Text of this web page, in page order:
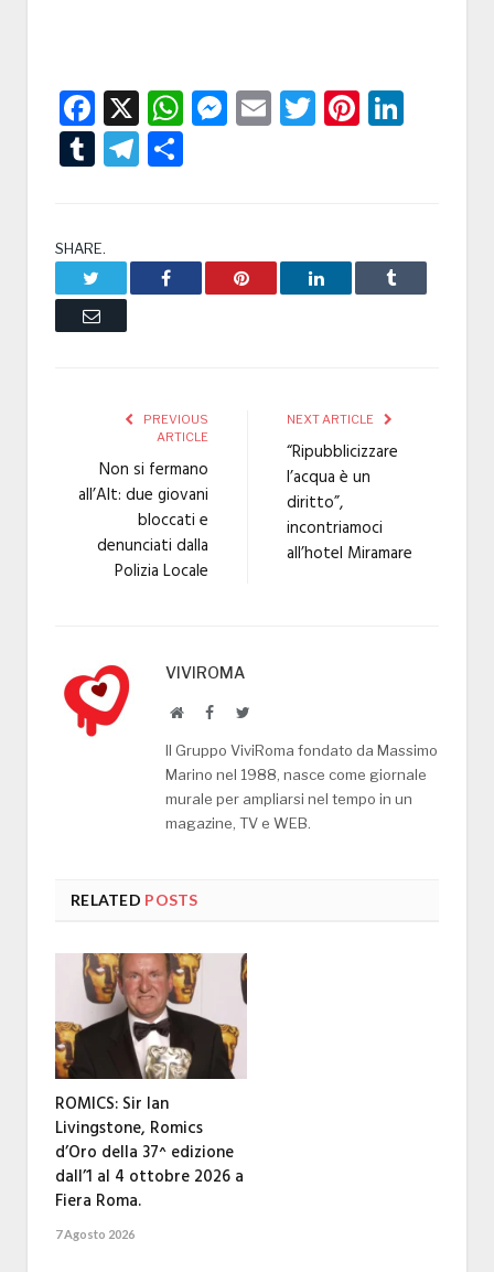
Facebook
X WhatsApp
Messenger
EmailTwitter
TumblrTelegram
SHARE.
Facebook Pinterest LinkedIn Tumblr
Email
PREVIOUS
ARTICLE
Non si fermano
all’Alt: due giovani
bloccati e
denunciati dalla
Polizia Locale
NEXT ARTICLE
“Ripubblicizzare
l’acqua è un
diritto”,
incontriamoci
all’hotel Miramare
VIVIROMA
WebsiteFacebookTwitter
Il Gruppo ViviRoma fondato da Massimo
Marino nel 1988, nasce come giornale
murale per ampliarsi nel tempo in un
magazine, TV e WEB.
RELATED POSTS
ROMICS: Sir Ian
Livingstone, Romics
d’Oro della 37^ edizione
dall’1 al 4 ottobre 2026 a
Fiera Roma.
7 Agosto 2026